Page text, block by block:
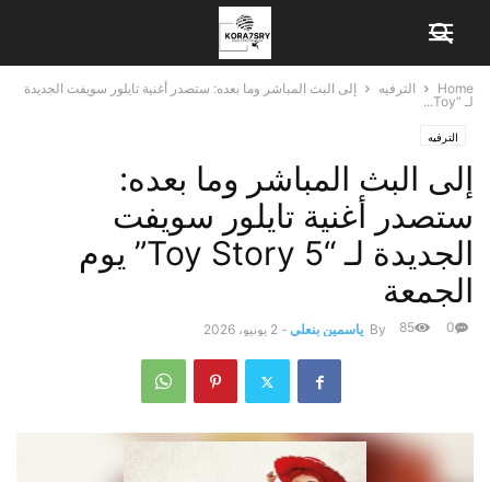
Home الترفيه
إلى البث المباشر وما بعده: ستصدر أغنية تايلور سويفت الجديدة
لـ “Toy...
الترفيه
إلى البث المباشر وما بعده:
ستصدر أغنية تايلور سويفت
الجديدة لـ “Toy Story 5” يوم
الجمعة
By ياسمين بنعلي - 2 يونيو، 2026 0
85